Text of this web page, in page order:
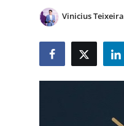
Contato
Vinicius Teixeira